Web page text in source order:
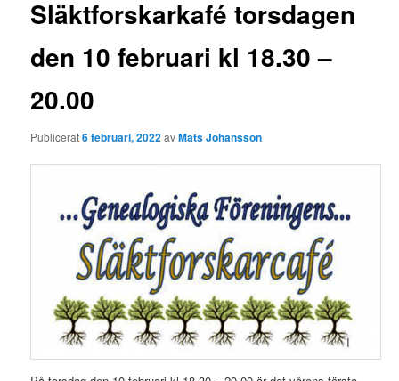
g
n
v
i
g
r
Släktforskarkafé torsdagen
den 10 februari kl 18.30 –
20.00
Publicerat6 februari, 2022avMats Johansson